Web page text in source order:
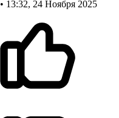
• 13:32, 24 Ноября 2025